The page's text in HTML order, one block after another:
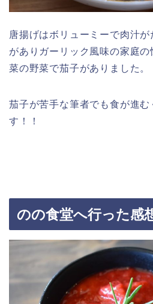
唐揚げはボリューミーで肉汁
がありガーリック風味の家庭の
菜の野菜で茄子がありました。
茄子が苦手な筆者でも食が進
す！！
のの食堂へ行った感